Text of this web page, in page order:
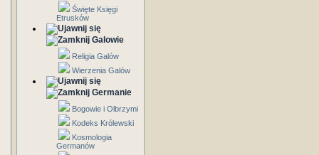
Święte Księgi
Etrusków
Galowie
Religia Galów
Wierzenia Galów
Germanie
Bogowie i Olbrzymi
Kodeks Królewski
Kosmologia
Germanów